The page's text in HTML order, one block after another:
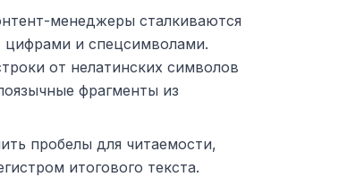
менеджеры сталкиваются
цифрами и спецсимволами.
от нелатинских символов
фрагменты из
пробелы для читаемости,
итогового текста.